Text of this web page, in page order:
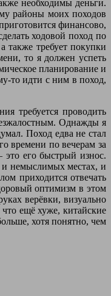
необходимы деньги.
районы моих походов
финансово,
ходовой поход по
также требует покупки
то я должен успеть
планирование и
то идти с ним в поход,
требуется проводить
Однажды я
Поход едва не стал
времени по вечерам за
это его быстрый износ.
и немыслимых местах, и
приходится отвечать
оптимизм в этом
верёвки, визуально
ещё хуже, китайские
хотя понятно, чем